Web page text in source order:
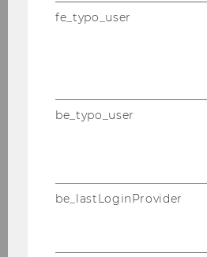
wir­ken. Die­ser Ef­fekt
kus­si­on um die Kos­ten von
nach­läs­sigt. Mit dem
fi­nan­ziert der FWF diese
Ko­ope­ra­ti­on mit
ty of Ca­li­for­nia in Ber­ke­ley
„Um­welt­po­li­ti­sche
und ver­bind­lich
Her­aus­for­de­rung – Unser
fen diese Her­aus­for­de­rung
tern“, gibt sich Dr. Rezai
fe_typo_user
be_typo_user
be_lastLoginProvider